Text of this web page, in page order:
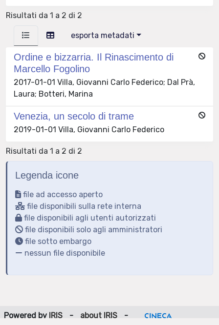
Risultati da 1 a 2 di 2
esporta metadati
Ordine e bizzarria. Il Rinascimento di
Marcello Fogolino
2017-01-01 Villa, Giovanni Carlo Federico; Dal Prà,
Laura; Botteri, Marina
Venezia, un secolo di trame
2019-01-01 Villa, Giovanni Carlo Federico
Risultati da 1 a 2 di 2
Legenda icone
file ad accesso aperto
file disponibili sulla rete interna
file disponibili agli utenti autorizzati
file disponibili solo agli amministratori
file sotto embargo
nessun file disponibile
Powered by IRIS - about IRIS
-